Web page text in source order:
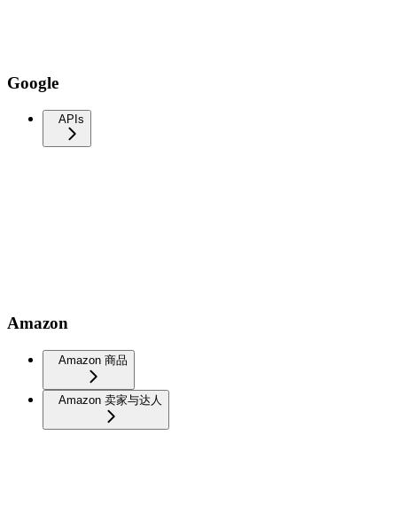
Google
APIs
Amazon
Amazon 商品
Amazon 卖家与达人